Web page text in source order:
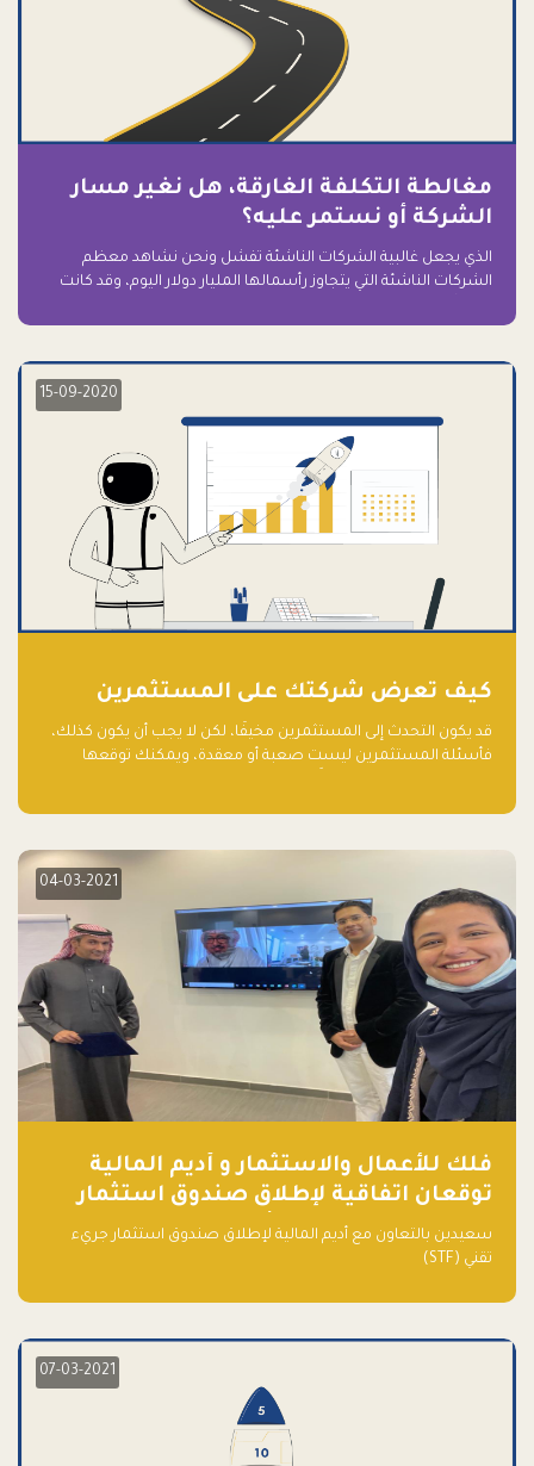
مغالطة التكلفة الغارقة، هل نغير مسار
الشركة أو نستمر عليه؟
الذي يجعل غالبية الشركات الناشئة تفشل ونحن نشاهد معظم
الشركات الناشئة التي يتجاوز رأسمالها المليار دولار اليوم، وقد كانت
15-09-2020
كيف تعرض شركتك على المستثمرين
قد يكون التحدث إلى المستثمرين مخيفًا، لكن لا يجب أن يكون كذلك،
فأسئلة المستثمرين ليست صعبة أو معقدة، ويمكنك توقعها
04-03-2021
فلك للأعمال والاستثمار و أديم المالية
توقعان اتفاقية لإطلاق صندوق استثمار
جريء تقني (STF) - مشغل من قبل فـلك
سعيدين بالتعاون مع أديم المالية لإطلاق صندوق استثمار جريء
تقني (STF)
07-03-2021